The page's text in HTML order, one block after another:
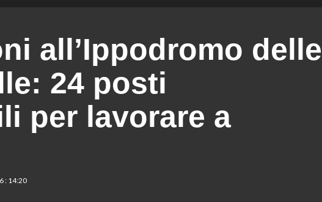
all’Ippodromo delle
24 posti
per lavorare a
: 14:20